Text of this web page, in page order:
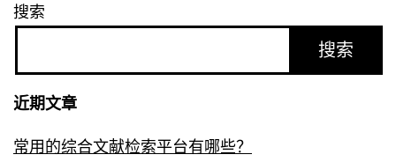
搜索
搜索
近期文章
常用的综合文献检索平台有哪些？